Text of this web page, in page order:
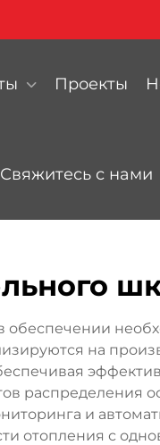
Проекты
Свяжитесь с нами
обеспечении
на
и
отопления с